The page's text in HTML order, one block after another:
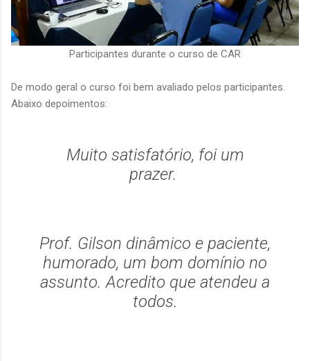
Participantes durante o curso de CAR
De modo geral o curso foi bem avaliado pelos participantes.
Abaixo depoimentos:
Muito satisfatório, foi um
prazer.
Prof. Gilson dinâmico e paciente,
humorado, um bom domínio no
assunto. Acredito que atendeu a
todos.